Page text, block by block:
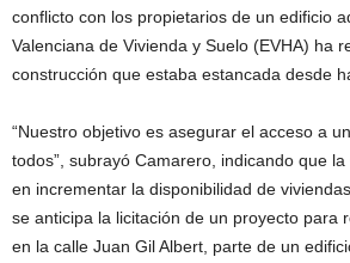
conflicto con los propietarios de un edificio
Valenciana de Vivienda y Suelo (EVHA) ha
construcción que estaba estancada desde
“Nuestro objetivo es asegurar el acceso a
todos”, subrayó Camarero, indicando que
en incrementar la disponibilidad de
se anticipa la licitación de un proyecto para
en la calle Juan Gil Albert, parte de un